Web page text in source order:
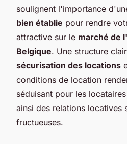
soulignent l'importance
bien établie pour rendre
attractive sur le marché de
Belgique. Une structure
sécurisation des locations
conditions de location
séduisant pour les
ainsi des relations locatives
fructueuses.